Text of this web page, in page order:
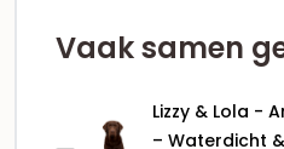
Vaak samen
Lizzy & Lola -
– Waterdicht